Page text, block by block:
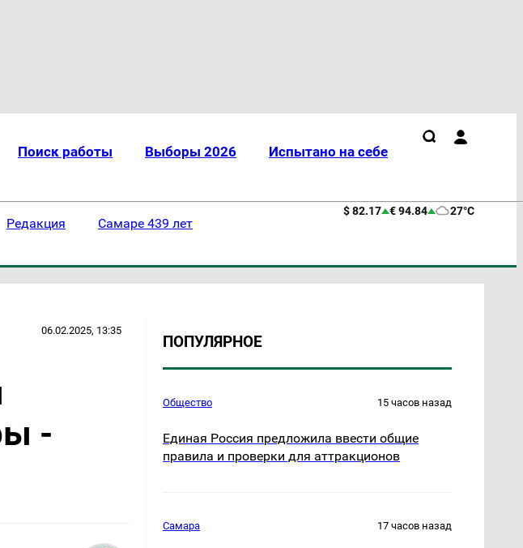
Поиск работы Выборы 2026 Испытано на себе
Редакция Самаре 439 лет
$ 82.17 € 94.84 27°C
06.02.2025, 13:35
-
ПОПУЛЯРНОЕ
Общество 15 часов назад
Единая Россия предложила ввести общие
правила и проверки для аттракционов
Самара 17 часов назад